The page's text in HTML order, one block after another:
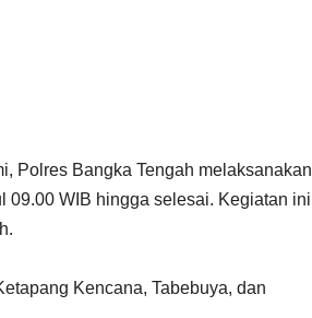
Polres Bangka Tengah melaksanakan
09.00 WIB hingga selesai. Kegiatan ini
Kencana, Tabebuya, dan